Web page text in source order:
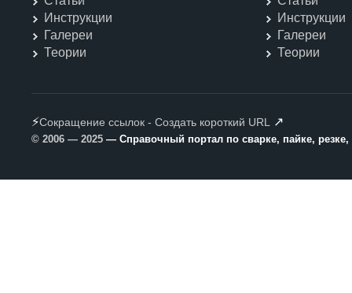
Инструкции
Галереи
Теории
Инструкции
Галереи
Теории
⚡Сокращение ссылок - Создать короткий URL ↗
© 2006 — 2025 — Справочный портал по сварке, пайке,